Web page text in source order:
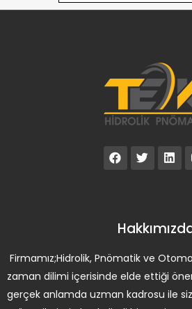
Firmamız;Hidrolik, Pnömatik ve
zaman dilimi içerisinde elde ettiği
gerçek anlamda uzman kadrosu ile